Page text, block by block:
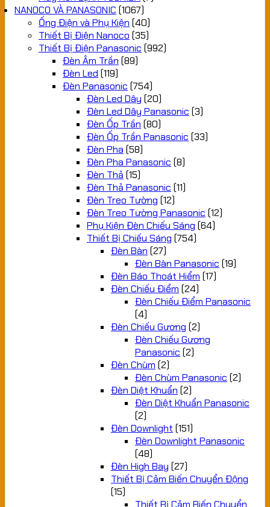
NANOCO VÀ PANASONIC (1067)
Ống Điện và Phụ Kiện (40)
Thiết Bị Điện Nanoco (35)
Thiết Bị Điện Panasonic (992)
Đèn Âm Trần (89)
Đèn Led (119)
Đèn Panasonic (754)
Đèn Led Dây (20)
Đèn Led Dây Panasonic (3)
Đèn Ốp Trần (80)
Đèn Ốp Trần Panasonic (33)
Đèn Pha (58)
Đèn Pha Panasonic (8)
Đèn Thả (15)
Đèn Thả Panasonic (11)
Đèn Treo Tường (12)
Đèn Treo Tường Panasonic (12)
Phụ Kiện Đèn Chiếu Sáng (64)
Thiết Bị Chiếu Sáng (754)
Đèn Bàn (27)
Đèn Bàn Panasonic (19)
Đèn Báo Thoát Hiểm (17)
Đèn Chiếu Điểm (24)
Đèn Chiếu Điểm Panasonic
(4)
Đèn Chiếu Gương (2)
Đèn Chiếu Gương
Panasonic (2)
Đèn Chùm (2)
Đèn Chùm Panasonic (2)
Đèn Diệt Khuẩn (2)
Đèn Diệt Khuẩn Panasonic
(2)
Đèn Downlight (151)
Đèn Downlight Panasonic
(48)
Đèn High Bay (27)
Thiết Bị Cảm Biến Chuyển Động
(15)
Thiết Bị Cảm Biến Chuyển